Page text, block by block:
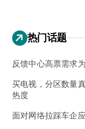
热门话题
反馈中心高票需求
买电视，分区数量
热度
面对网络拉踩车企